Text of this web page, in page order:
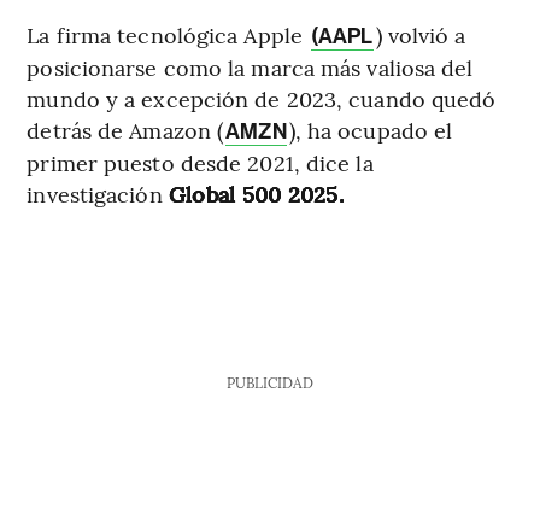
La firma tecnológica Apple (AAPL) volvió a
posicionarse como la marca más valiosa del
mundo y a excepción de 2023, cuando quedó
detrás de Amazon (AMZN), ha ocupado el
primer puesto desde 2021, dice la
investigación Global 500 2025.
PUBLICIDAD